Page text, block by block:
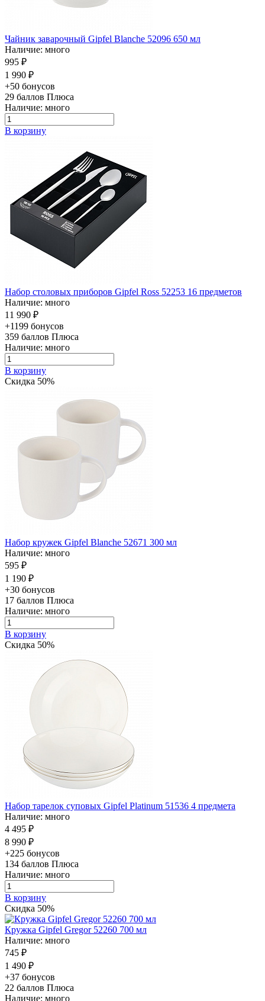
Чайник заварочный Gipfel Blanche 52096 650 мл
Наличие: много
995 ₽
1 990 ₽
+50 бонусов
29 баллов Плюса
Наличие: много
В корзину
Набор столовых приборов Gipfel Ross 52253 16 предметов
Наличие: много
11 990 ₽
+1199 бонусов
359 баллов Плюса
Наличие: много
В корзину
Скидка 50%
Набор кружек Gipfel Blanche 52671 300 мл
Наличие: много
595 ₽
1 190 ₽
+30 бонусов
17 баллов Плюса
Наличие: много
В корзину
Скидка 50%
Набор тарелок суповых Gipfel Platinum 51536 4 предмета
Наличие: много
4 495 ₽
8 990 ₽
+225 бонусов
134 баллов Плюса
Наличие: много
В корзину
Скидка 50%
Кружка Gipfel Gregor 52260 700 мл
Наличие: много
745 ₽
1 490 ₽
+37 бонусов
22 баллов Плюса
Наличие: много